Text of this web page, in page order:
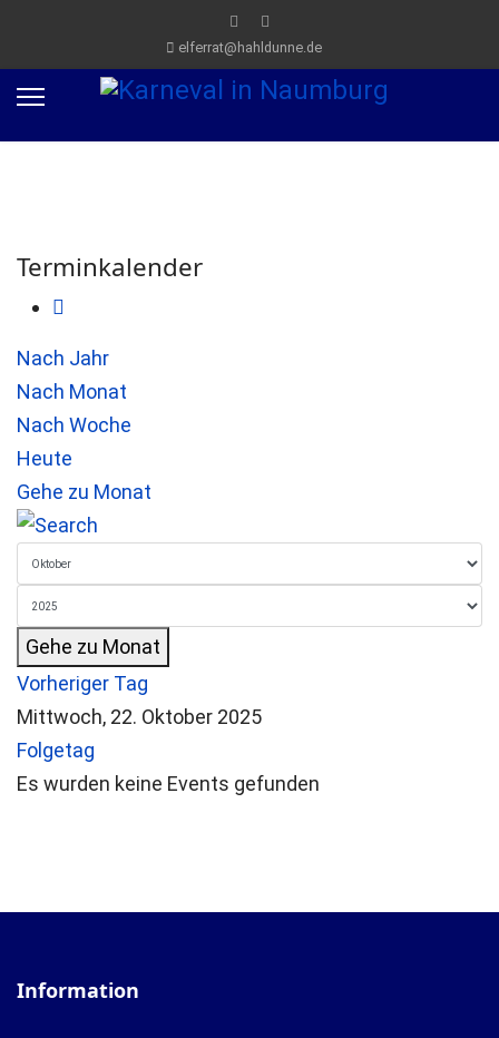
elferrat@hahldunne.de
Terminkalender
Nach Jahr
Nach Monat
Nach Woche
Heute
Gehe zu Monat
Gehe zu Monat
Vorheriger Tag
Mittwoch, 22. Oktober 2025
Folgetag
Es wurden keine Events gefunden
Information